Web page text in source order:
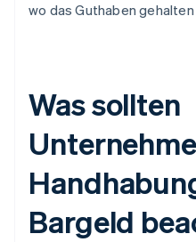
wo das Guthaben gehalten
Was sollten
Bargeld